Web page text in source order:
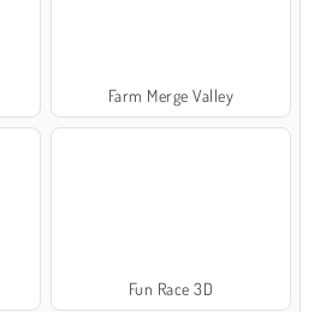
Farm Merge Valley
Fun Race 3D